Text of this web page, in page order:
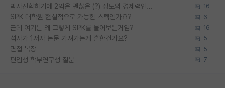
박사진학하기에 2억은 괜찮은 (?) 정도의 경제력인가요 16
SPK 대학원 현실적으로 가능한 스펙인가요? 6
근데 여기는 왜 그렇게 SPK를 물어보는거임? 16
석사가 1저자 논문 가져가는게 흔한건가요? 5
면접 복장 5
편입생 학부연구생 질문 7